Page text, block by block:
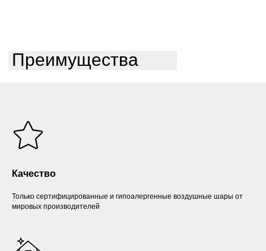
Преимущества
Качество
Только сертифицированные и гипоалергенные воздушные шары от
мировых производителей